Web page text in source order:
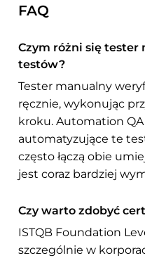
FAQ
Czym różni się
testów?
Tester manualny
ręcznie, wykonując
kroku. Automation
automatyzujące te
często łączą obie
jest coraz bardziej
Czy warto zdobyć
ISTQB Foundation
szczególnie w